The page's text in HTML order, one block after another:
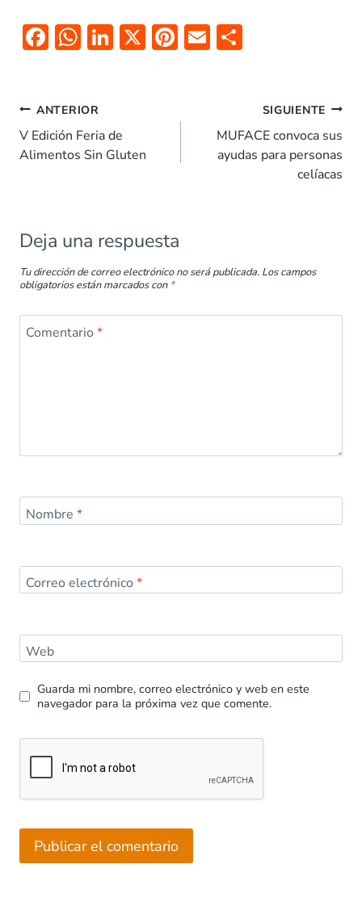
F
ac
b
o
o
W
h
s
A
p
Li
n
dI
n
X Pi
nt
es
E
m
ar
tir
ANTERIOR
V Edición Feria de
Alimentos Sin Gluten
SIGUIENTE
MUFACE convoca sus
ayudas para personas
celíacas
Deja una respuesta
Tu dirección de correo electrónico no será publicada. Los campos
obligatorios están marcados con *
Comentario *
Nombre *
Correo electrónico *
Web
Guarda mi nombre, correo electrónico y web en este
navegador para la próxima vez que comente.